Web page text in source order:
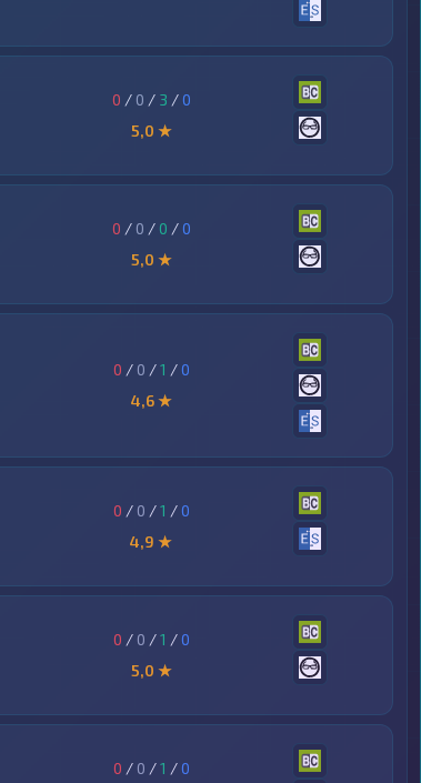
0 / 0 / 3 /0
5,0 ★
0 / 0 / 0 /0
5,0 ★
0 / 0 /1 /0
4,6 ★
0 / 0 /1 /0
4,9 ★
0 / 0 /1 /0
5,0 ★
0 / 0 /1 /0